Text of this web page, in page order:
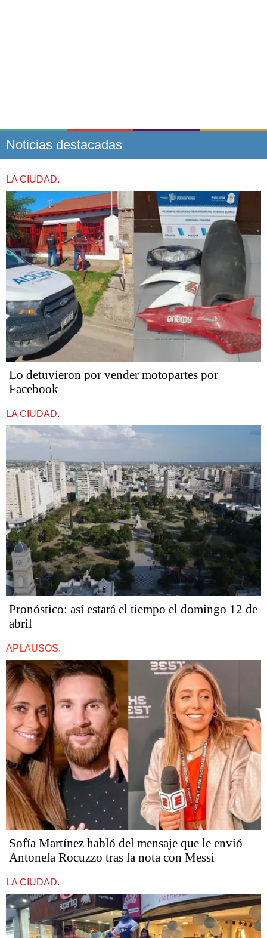
Noticias destacadas
LA CIUDAD.
Lo detuvieron por vender motopartes por
Facebook
LA CIUDAD.
Pronóstico: así estará el tiempo el domingo 12 de
abril
APLAUSOS.
Sofía Martínez habló del mensaje que le envió
Antonela Rocuzzo tras la nota con Messi
LA CIUDAD.